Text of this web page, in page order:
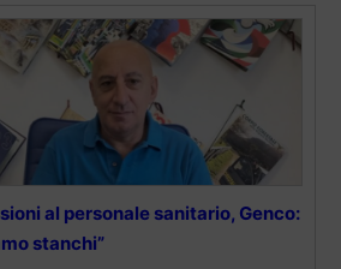
al personale sanitario, Genco:
stanchi”